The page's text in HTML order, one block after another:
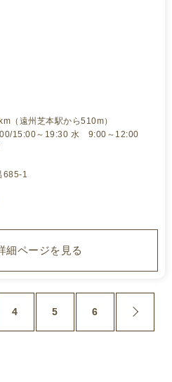
（遠州芝本駅から510m）
15:00～19:30 水 9:00～12:00
1
細ページを見る
4 5 6